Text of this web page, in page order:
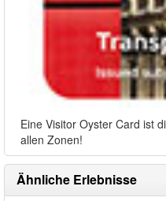
Eine Visitor Oyster Card ist
allen Zonen!
Ähnliche Erlebnisse